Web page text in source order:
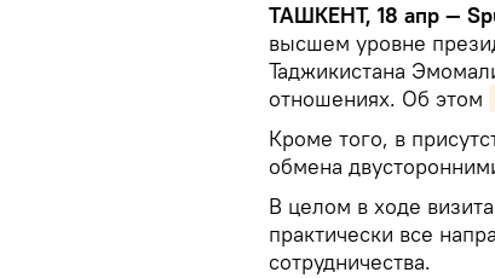
ТАШКЕНТ, 18 апр —
высшем уровне
Таджикистана
отношениях. Об этом
Кроме того, в
обмена
В целом в ходе
практически все
сотрудничества.